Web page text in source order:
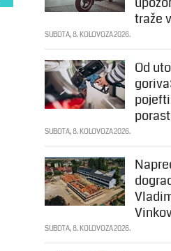
traže
SUBOTA, 8. KOLOVOZA 2026.
Od
SUBOTA, 8. KOLOVOZA 2026.
SUBOTA, 8. KOLOVOZA 2026.